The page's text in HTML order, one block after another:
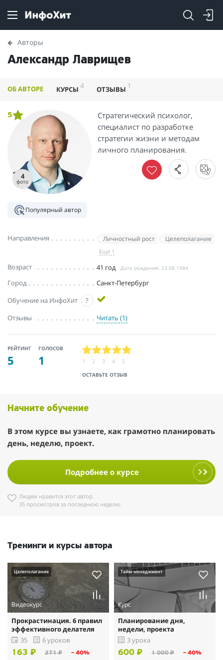
Авторы
Александр Лаврищев
ОБ АВТОРЕ КУРСЫ 4 ОТЗЫВЫ 1
4
фото
5
Стратегический психолог,
специалист по разработке
стратегии жизни и методам
личного планирования.
Популярный автор
Направления Личностный рост
Целеполагание
Еще 1
Возраст 41 год Дата рождения: 23.08.1984
Город
Санкт-Петербург
Обучение на ИнфоХит
?
Отзывы
Читать (1)
РЕЙТИНГ
5
ГОЛОСОВ
1
ОСТАВЬТЕ ОТЗЫВ
1 2 3 4 5
Начните обучение
В этом курсе вы узнаете, как грамотно планировать
день, неделю, проект.
Подробнее о курсе
Людям нравится этот автор.
35 просмотров за последнюю неделю.
Тренинги и курсы автора
Целеполагание
Видеокурс
Прокрастинация. 6 правил
эффективного делателя
35 6 уроков
163 ₽ 271 ₽ – 40%
Тайм-менеджмент
Курс
Планирование дня,
недели, проекта
3 урока
600 ₽ 1 000 ₽ – 40%